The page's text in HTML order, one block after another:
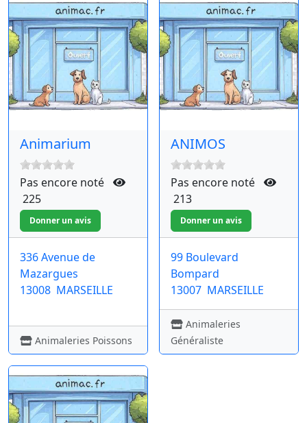
Animarium
Pas encore noté
225
336 Avenue de
Mazargues
13008 MARSEILLE
Animaleries Poissons
ANIMOS
Pas encore noté
213
99 Boulevard
Bompard
13007 MARSEILLE
Animaleries
Généraliste